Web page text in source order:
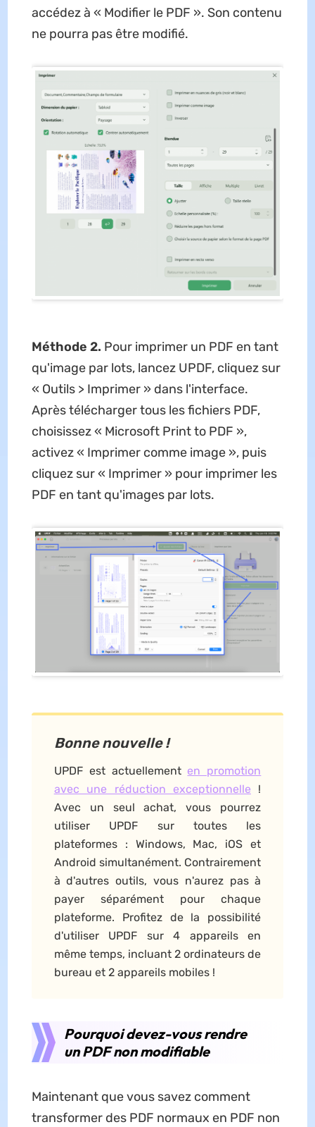
accédez à « Modifier le PDF ». Son contenu
ne pourra pas être modifié.
Méthode 2. Pour imprimer un PDF en tant
qu'image par lots, lancez UPDF, cliquez sur
« Outils > Imprimer » dans l'interface.
Après télécharger tous les fichiers PDF,
choisissez « Microsoft Print to PDF »,
activez « Imprimer comme image », puis
cliquez sur « Imprimer » pour imprimer les
PDF en tant qu'images par lots.
Bonne nouvelle !
UPDF est actuellement en promotion
avec une réduction exceptionnelle !
Avec un seul achat, vous pourrez
utiliser UPDF sur toutes les
plateformes : Windows, Mac, iOS et
Android simultanément. Contrairement
à d'autres outils, vous n'aurez pas à
payer séparément pour chaque
plateforme. Profitez de la possibilité
d'utiliser UPDF sur 4 appareils en
même temps, incluant 2 ordinateurs de
bureau et 2 appareils mobiles !
Pourquoi devez-vous rendre
un PDF non modifiable
Maintenant que vous savez comment
transformer des PDF normaux en PDF non